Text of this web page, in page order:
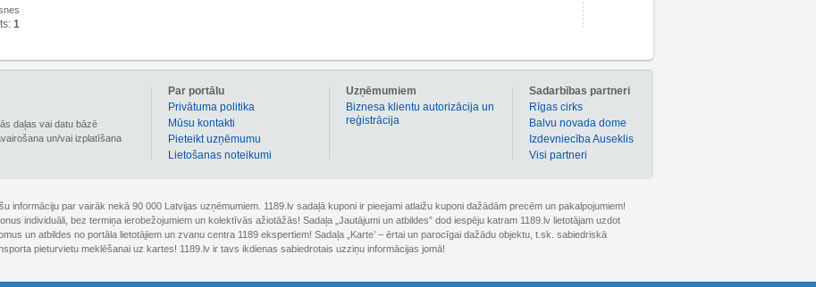
1
daļas vai datu bāzē
un/vai izplatīšana
Sadarbības partneri
Rīgas cirks
Balvu novada dome
Izdevniecība Auseklis
Visi partneri
Uzņēmumiem
Biznesa klientu autorizācija un
reģistrācija
Par portālu
Privātuma politika
Mūsu kontakti
Pieteikt uzņēmumu
Lietošanas noteikumi
informāciju par vairāk nekā 90 000 Latvijas uzņēmumiem. 1189.lv sadaļā kuponi ir pieejami atlaižu kuponi dažādām precēm un pakalpojumiem!
individuāli, bez termiņa ierobežojumiem un kolektīvās ažiotāžās! Sadaļa „Jautājumi un atbildes” dod iespēju katram 1189.lv lietotājam uzdot
un atbildes no portāla lietotājiem un zvanu centra 1189 ekspertiem! Sadaļa „Karte’ – ērtai un parocīgai dažādu objektu, t.sk. sabiedriskā
pieturvietu meklēšanai uz kartes! 1189.lv ir tavs ikdienas sabiedrotais uzziņu informācijas jomā!